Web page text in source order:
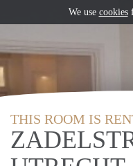
THIS ROOM IS
We use cookies